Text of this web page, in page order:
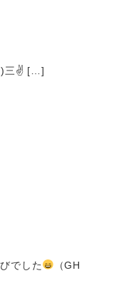
)三✌ […]
でした
（GH